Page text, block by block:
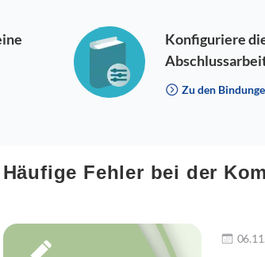
Konfiguriere
Zu den
Häufige Fehler bei der
Jetzt lesen